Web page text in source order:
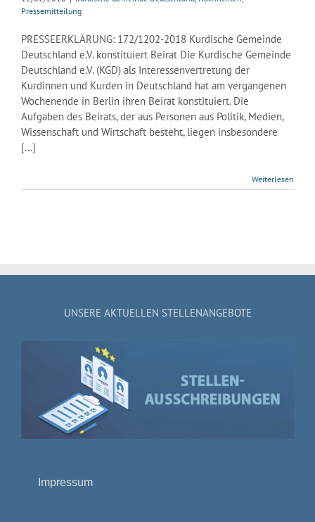
Pressemitteilung
PRESSEERKLÄRUNG: 172/1202-2018 Kurdische Gemeinde
Deutschland e.V. konstituiert Beirat Die Kurdische Gemeinde
Deutschland e.V. (KGD) als Interessenvertretung der
Kurdinnen und Kurden in Deutschland hat am vergangenen
Wochenende in Berlin ihren Beirat konstituiert. Die
Aufgaben des Beirats, der aus Personen aus Politik, Medien,
Wissenschaft und Wirtschaft besteht, liegen insbesondere
[...]
Weiterlesen
UNSERE AKTUELLEN STELLENANGEBOTE
Impressum